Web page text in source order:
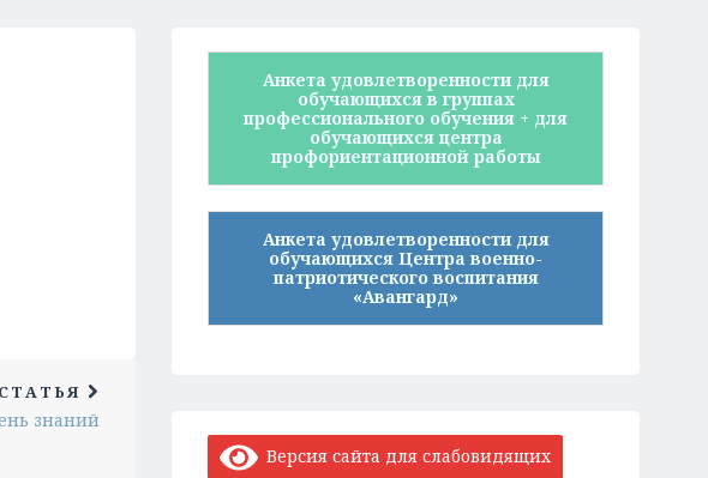
знаний
Анкета удовлетворенности для
обучающихся в группах
профессионального обучения + для
обучающихся центра
профориентационной работы
Анкета удовлетворенности для
обучающихся Центра военно-
патриотического воспитания
«Авангард»
Версия сайта для слабовидящих